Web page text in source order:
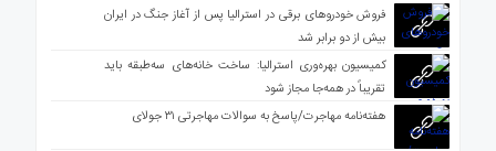
فروش خودروهای برقی در استرالیا پس از آغاز جنگ در ایران
بیش از دو برابر شد
کمیسیون بهره‌وری استرالیا: ساخت خانه‌های سه‌طبقه باید
تقریباً در همه‌جا مجاز شود
هفته‌نامه مهاجرت/پاسخ به سوالات مهاجرتی ۳۱ جولای